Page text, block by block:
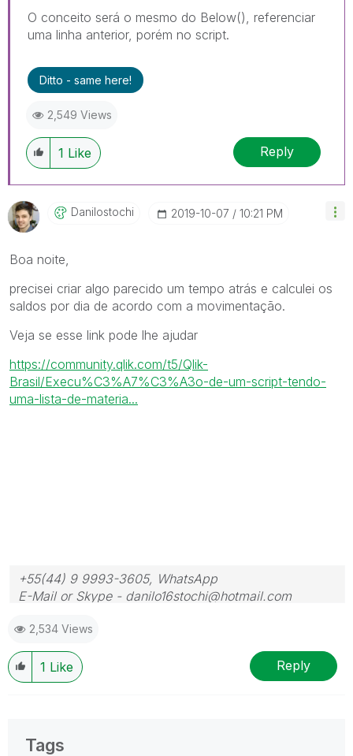
O conceito será o mesmo do Below(), referenciar
uma linha anterior, porém no script.
Ditto - same here!
2,549 Views
1 Like Reply
Danilostochi ‎2019-10-07 10:21 PM
Boa noite,
precisei criar algo parecido um tempo atrás e calculei os
saldos por dia de acordo com a movimentação.
Veja se esse link pode lhe ajudar
https://community.qlik.com/t5/Qlik-
Brasil/Execu%C3%A7%C3%A3o-de-um-script-tendo-
uma-lista-de-materia...
+55(44) 9 9993-3605, WhatsApp
E-Mail or Skype - danilo16stochi@hotmail.com
2,534 Views
1 Like Reply
Tags